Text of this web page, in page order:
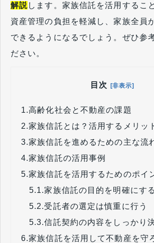
解説します。家族信託を活用するこ
資産管理の負担を軽減し、家族全員
できるようになるでしょう。ぜひ参
ださい。
目次 [非表示]
1.高齢化社会と不動産の課題
2.家族信託とは？活用するメリッ
3.家族信託を進めるための主な流
4.家族信託の活用事例​​​​​​​
5.家族信託を活用するためのポイ
5.1.家族信託の目的を明確にする
5.2.受託者の選定は慎重に行う
5.3.信託契約の内容をしっかり
6.家族信託を活用して不動産を守